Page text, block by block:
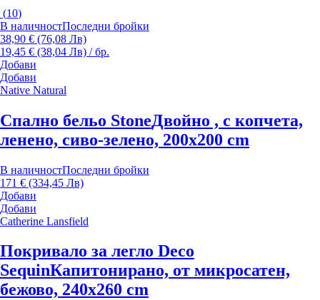
(10)
В наличностПоследни бройки
38,90 € (76,08 Лв)
19,45 € (38,04 Лв) / бр.
Добави
Добави
Native Natural
Спално бельо StoneДвойно , с копчета,
ленено, сиво-зелено, 200x200 cm
В наличностПоследни бройки
171 € (334,45 Лв)
Добави
Добави
Catherine Lansfield
Покривало за легло Deco
SequinКапитонирано, от микросатен,
бежово, 240x260 cm